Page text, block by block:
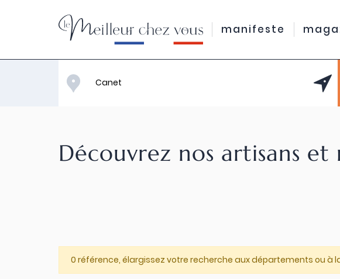
manifeste
Découvrez nos artisans
0 référence, élargissez votre recherche aux départements ou à